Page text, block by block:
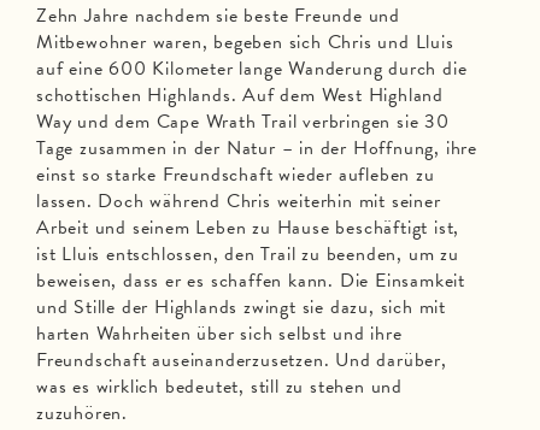
Zehn Jahre nachdem sie beste Freunde und
Mitbewohner waren, begeben sich Chris und Lluis
auf eine 600 Kilometer lange Wanderung durch die
schottischen Highlands. Auf dem West Highland
Way und dem Cape Wrath Trail verbringen sie 30
Tage zusammen in der Natur – in der Hoffnung, ihre
einst so starke Freundschaft wieder aufleben zu
lassen. Doch während Chris weiterhin mit seiner
Arbeit und seinem Leben zu Hause beschäftigt ist,
ist Lluis entschlossen, den Trail zu beenden, um zu
beweisen, dass er es schaffen kann. Die Einsamkeit
und Stille der Highlands zwingt sie dazu, sich mit
harten Wahrheiten über sich selbst und ihre
Freundschaft auseinanderzusetzen. Und darüber,
was es wirklich bedeutet, still zu stehen und
zuzuhören.